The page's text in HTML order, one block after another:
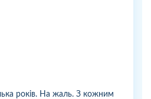
років. На жаль. З кожним